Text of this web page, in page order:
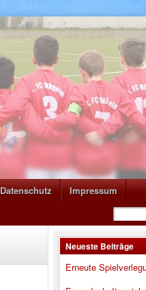
Datenschutz Impressum
Neueste Beiträge
Erneute